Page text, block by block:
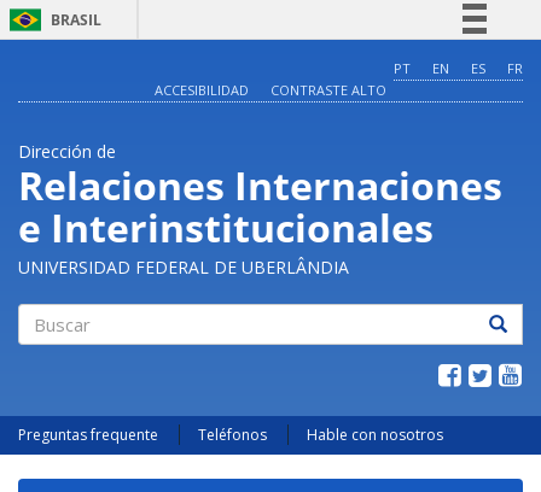
BRASIL
Comunica BR
Acesso à informação
Legislação
Canais
PT EN ES
FR
ACCESIBILIDAD
CONTRASTE ALTO
Dirección de
Relaciones Internaciones
e Interinstitucionales
UNIVERSIDAD FEDERAL DE UBERLÂNDIA
Preguntas frequente Teléfonos Hable con nosotros